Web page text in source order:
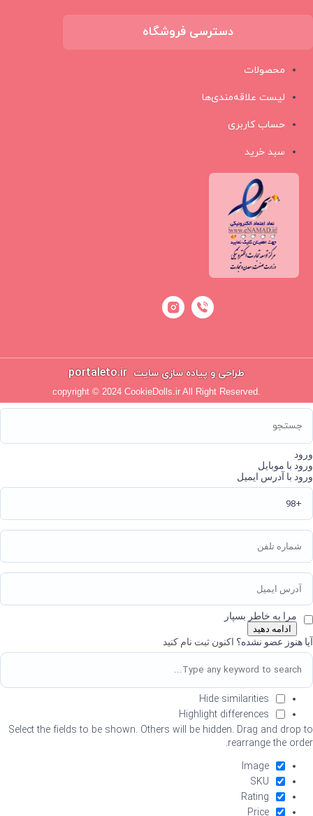
دسترسی فروشگاه
محصولات
لیست علاقه‌مندی‌ها
حساب کاربری
سبد خرید
طراحی و پیاده سازی سایت portaleto.ir
copyright © 2024 CookieDolls.ir All Right Reserved.
ورود
ورود با موبایل
ورود با آدرس ایمیل
مرا به خاطر بسپار
ادامه دهید
آیا هنوز عضو نشده؟ اکنون ثبت نام کنید
Hide similarities
Highlight differences
Select the fields to be shown. Others will be hidden. Drag and drop to
rearrange the order.
Image
SKU
Rating
Price